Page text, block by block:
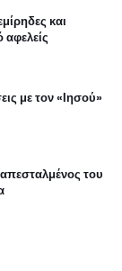
και
αφελείς
με τον «Ιησού»
του